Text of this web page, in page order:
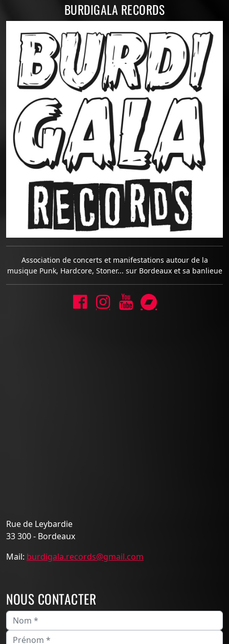
BURDIGALA RECORDS
Association de concerts et manifestations autour de la
musique Punk, Hardcore, Stoner... sur Bordeaux et sa banlieue
Rue de Leybardie
33 300 - Bordeaux
Mail: burdigala.records@gmail.com
NOUS CONTACTER